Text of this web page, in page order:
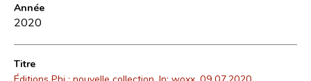
Année
2020
Titre